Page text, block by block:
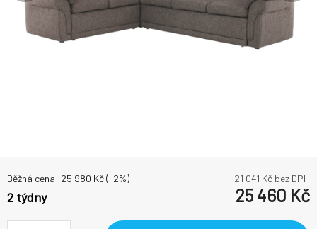
Běžná cena: 25 980Kč(-2%) 21 041 Kč bez DPH
2 týdny 25 460 Kč